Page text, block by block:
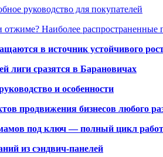
руководство для покупателей
отжиме? Наиболее распространенные
в источник устойчивого
лиги сразятся в Барановичах
и особенности
продвижения бизнесов любого
под ключ — полный цикл
из сэндвич-панелей